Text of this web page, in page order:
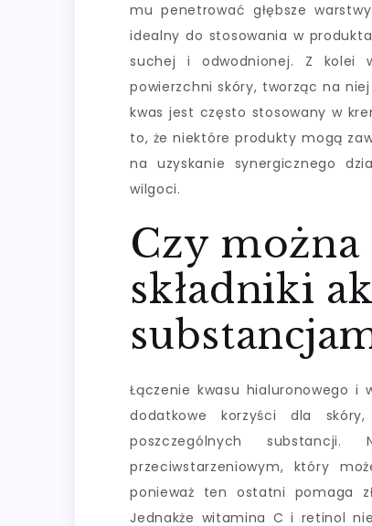
mu penetrować głębsze
idealny do stosowania w
suchej i odwodnionej. Z kolei
powierzchni skóry, tworząc na
kwas jest często stosowany w
to, że niektóre produkty mogą
na uzyskanie synergicznego
wilgoci.
Czy można
składniki
Łączenie kwasu hialuronowego i
dodatkowe korzyści dla
poszczególnych
przeciwstarzeniowym, który
ponieważ ten ostatni pomaga
Jednakże witamina C i retinol